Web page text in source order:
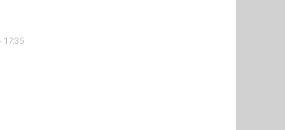
17:35